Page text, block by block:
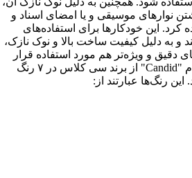
نوارهای موسیقی و یا امضای اسناد و
این خودکارها برای استفاده‌های
و به دلیل کیفیت ساخت بالا و نوک نازک،
دقیق و ویژه‌تر هم مورد استفاده قرار
بگیرند.این خودکار به نام "Candid" از برند سی کلاس در ۷ رنگ
رنگ‌ها عبارتند از: